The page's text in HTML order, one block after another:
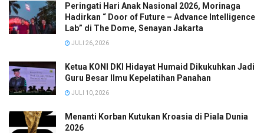
Peringati Hari Anak Nasional 2026, Morinaga
Hadirkan “ Door of Future – Advance Intelligence
Lab” di The Dome, Senayan Jakarta
JULI 26, 2026
Ketua KONI DKI Hidayat Humaid Dikukuhkan Jadi
Guru Besar Ilmu Kepelatihan Panahan
JULI 10, 2026
Menanti Korban Kutukan Kroasia di Piala Dunia
2026